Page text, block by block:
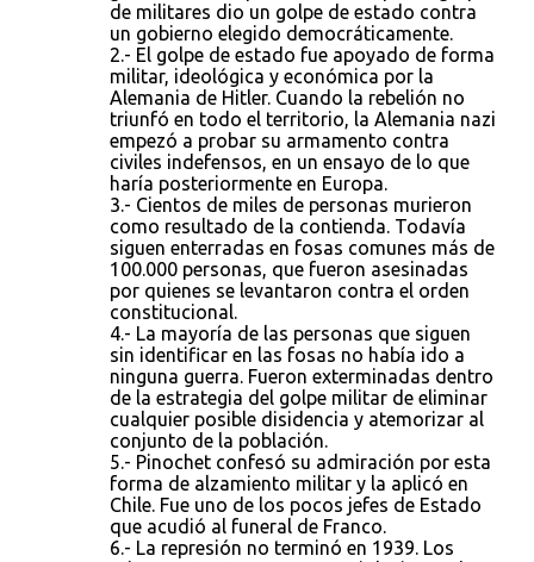
de militares dio un golpe de estado contra
un gobierno elegido democráticamente.
2.- El golpe de estado fue apoyado de forma
militar, ideológica y económica por la
Alemania de Hitler. Cuando la rebelión no
triunfó en todo el territorio, la Alemania nazi
empezó a probar su armamento contra
civiles indefensos, en un ensayo de lo que
haría posteriormente en Europa.
3.- Cientos de miles de personas murieron
como resultado de la contienda. Todavía
siguen enterradas en fosas comunes más de
100.000 personas, que fueron asesinadas
por quienes se levantaron contra el orden
constitucional.
4.- La mayoría de las personas que siguen
sin identificar en las fosas no había ido a
ninguna guerra. Fueron exterminadas dentro
de la estrategia del golpe militar de eliminar
cualquier posible disidencia y atemorizar al
conjunto de la población.
5.- Pinochet confesó su admiración por esta
forma de alzamiento militar y la aplicó en
Chile. Fue uno de los pocos jefes de Estado
que acudió al funeral de Franco.
6.- La represión no terminó en 1939. Los